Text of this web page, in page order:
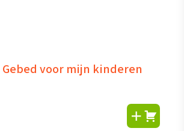
voor mijn kinderen